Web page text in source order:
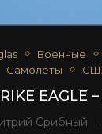
Военные
Самолеты
Срибный